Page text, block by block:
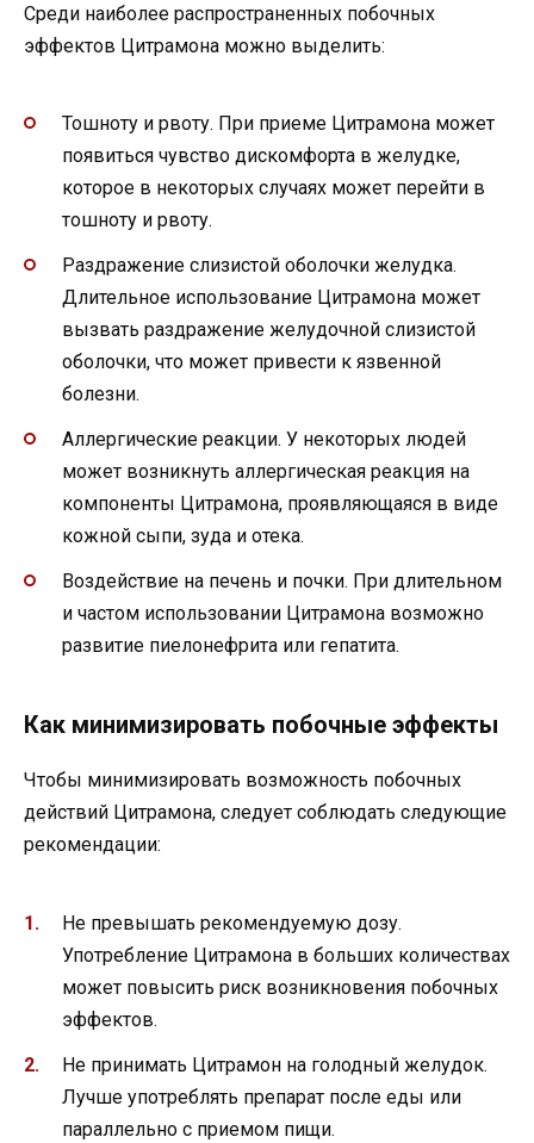
Среди наиболее распространенных побочных
эффектов Цитрамона можно выделить:
Тошноту и рвоту. При приеме Цитрамона может
появиться чувство дискомфорта в желудке,
которое в некоторых случаях может перейти в
тошноту и рвоту.
Раздражение слизистой оболочки желудка.
Длительное использование Цитрамона может
вызвать раздражение желудочной слизистой
оболочки, что может привести к язвенной
болезни.
Аллергические реакции. У некоторых людей
может возникнуть аллергическая реакция на
компоненты Цитрамона, проявляющаяся в виде
кожной сыпи, зуда и отека.
Воздействие на печень и почки. При длительном
и частом использовании Цитрамона возможно
развитие пиелонефрита или гепатита.
Как минимизировать побочные эффекты
Чтобы минимизировать возможность побочных
действий Цитрамона, следует соблюдать следующие
рекомендации:
Не превышать рекомендуемую дозу.
Употребление Цитрамона в больших количествах
может повысить риск возникновения побочных
эффектов.
Не принимать Цитрамон на голодный желудок.
Лучше употреблять препарат после еды или
параллельно с приемом пищи.